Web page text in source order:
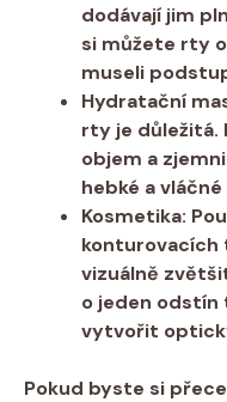
dodávají jim
si můžete rty
museli
Hydratační
rty je důležitá.
objem a
hebké a
Kosmetika:
konturovacích
vizuálně
o jeden odstín
vytvořit
Pokud byste si